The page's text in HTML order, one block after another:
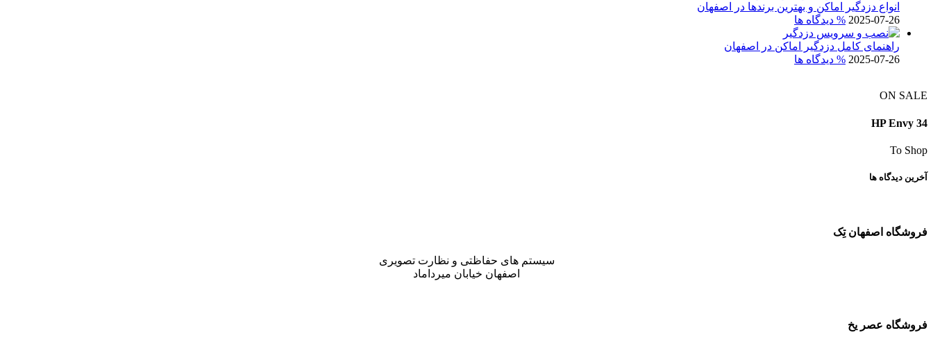
انواع دزدگیر اماکن و بهترین برندها در اصفهان
2025-07-26 % دیدگاه ها
راهنمای کامل دزدگیر اماکن در اصفهان
2025-07-26 % دیدگاه ها
ON SALE
HP Envy 34
To Shop
آخرین دیدگاه ها
فروشگاه اصفهان تِک
سیستم های حفاظتی و نظارت تصویری
اصفهان خیابان میرداماد
فروشگاه عصر یخ